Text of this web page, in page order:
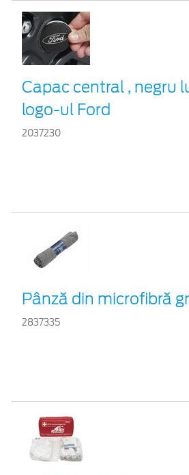
Capac central , negru
logo-ul Ford
2037230
Pânză din microfibră
2837335